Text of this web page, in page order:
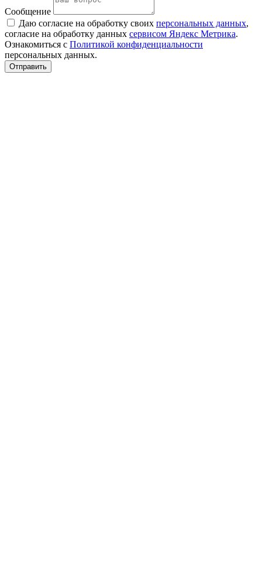
Сообщение
Даю согласие на обработку своих персональных данных,
согласие на обработку данных сервисом Яндекс Метрика.
Ознакомиться с Политикой конфиденциальности
персональных данных.